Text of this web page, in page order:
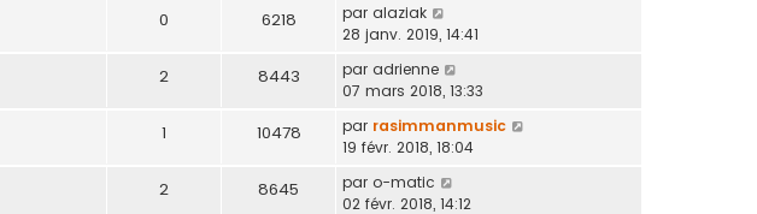
0 6218 par alaziak
28 janv. 2019, 14:41
2 8443 par adrienne
07 mars 2018, 13:33
1 10478 par rasimmanmusic
19 févr. 2018, 18:04
2 8645 par o-matic
02 févr. 2018, 14:12